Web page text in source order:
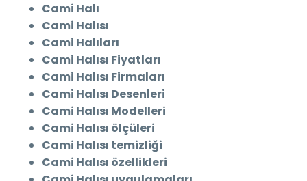
Cami Halı
Cami Halısı
Cami Halıları
Cami Halısı Fiyatları
Cami Halısı Firmaları
Cami Halısı Desenleri
Cami Halısı Modelleri
Cami Halısı ölçüleri
Cami Halısı temizliği
Cami Halısı özellikleri